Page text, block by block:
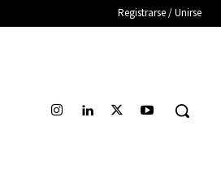
Registrarse / Unirse